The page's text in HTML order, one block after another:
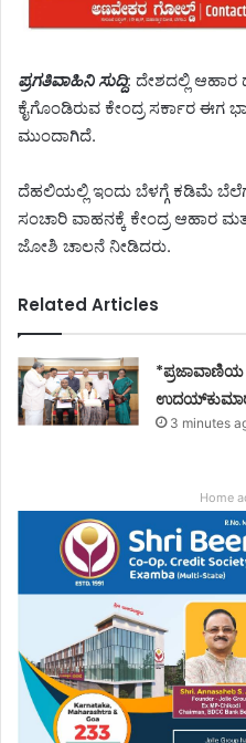
ಪ್ರಗತಿವಾಹಿನಿ ಸುದ್ದಿ: ದೇಶದಲ್ಲಿ ಆಹಾರ
ಕೈಗೊಂಡಿರುವ ಕೇಂದ್ರ ಸರ್ಕಾರ ಈಗ
ಮುಂದಾಗಿದೆ.
ದೆಹಲಿಯಲ್ಲಿ ಇಂದು ಬೆಳಗ್ಗೆ ಕಡಿಮೆ ಬೆಲೆಗೆ
ಸಂಚಾರಿ ವಾಹನಕ್ಕೆ ಕೇಂದ್ರ ಆಹಾರ
ಜೋಶಿ ಚಾಲನೆ ನೀಡಿದರು.
Related Articles
*ಪ್ರಜಾವಾಣಿಯ
ಉದಯ್‌ಕುಮಾರ್‌ಗೆ
3 minutes
Home